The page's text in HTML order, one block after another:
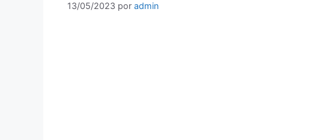
13/05/2023 por admin